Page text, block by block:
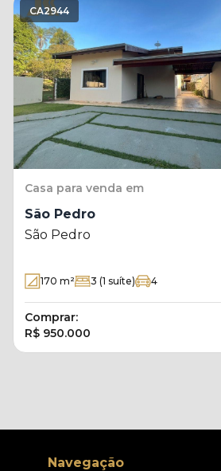
CA2944
Casa para venda em
São Pedro
São Pedro
170 m² 3 (1 suíte) 4
Comprar:
R$ 950.000
Navegação